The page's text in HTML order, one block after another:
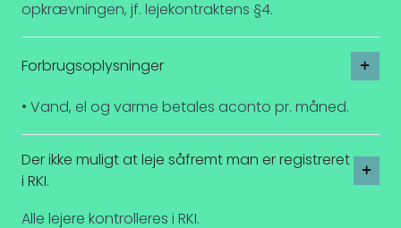
opkrævningen, jf. lejekontraktens §4.
Forbrugsoplysninger
• Vand, el og varme betales aconto pr. måned.
Der ikke muligt at leje såfremt man er registreret
i RKI.
Alle lejere kontrolleres i RKI.